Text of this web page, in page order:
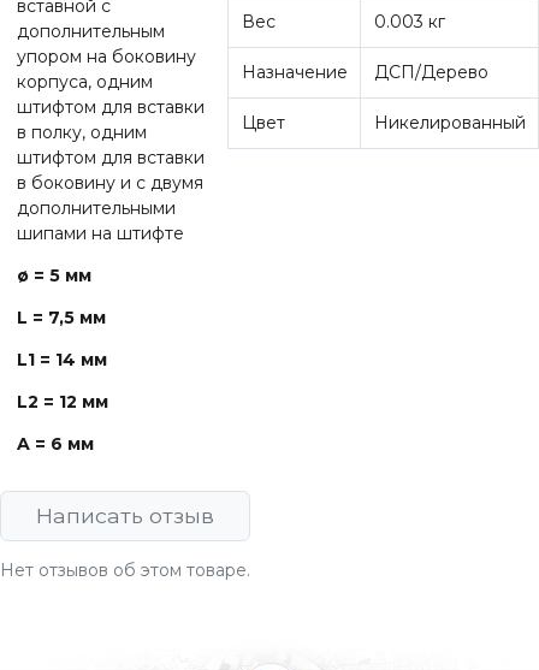
вставной с
дополнительным
упором на боковину
корпуса, одним
штифтом для вставки
в полку, одним
штифтом для вставки
в боковину и c двумя
дополнительными
шипами на штифте
ø = 5 мм
L = 7,5 мм
L1 = 14 мм
L2 = 12 мм
A = 6 мм
Вес 0.003 кг
Назначение ДСП/Дерево
Цвет Никелированный
Написать отзыв
Нет отзывов об этом товаре.